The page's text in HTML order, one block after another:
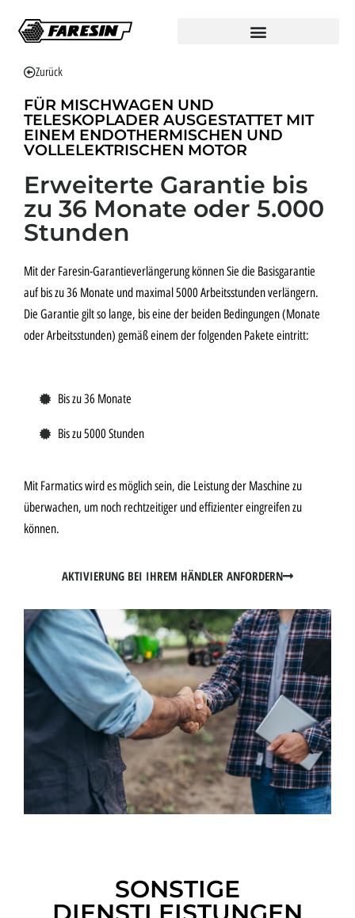
Zurück
FÜR MISCHWAGEN UND
TELESKOPLADER AUSGESTATTET MIT
EINEM ENDOTHERMISCHEN UND
VOLLELEKTRISCHEN MOTOR
Erweiterte Garantie bis
zu 36 Monate oder 5.000
Stunden
Mit der Faresin-Garantieverlängerung können Sie die Basisgarantie
auf bis zu 36 Monate und maximal 5000 Arbeitsstunden verlängern.
Die Garantie gilt so lange, bis eine der beiden Bedingungen (Monate
oder Arbeitsstunden) gemäß einem der folgenden Pakete eintritt:
Bis zu 36 Monate
Bis zu 5000 Stunden
Mit Farmatics wird es möglich sein, die Leistung der Maschine zu
überwachen, um noch rechtzeitiger und effizienter eingreifen zu
können.
AKTIVIERUNG BEI IHREM HÄNDLER ANFORDERN
SONSTIGE